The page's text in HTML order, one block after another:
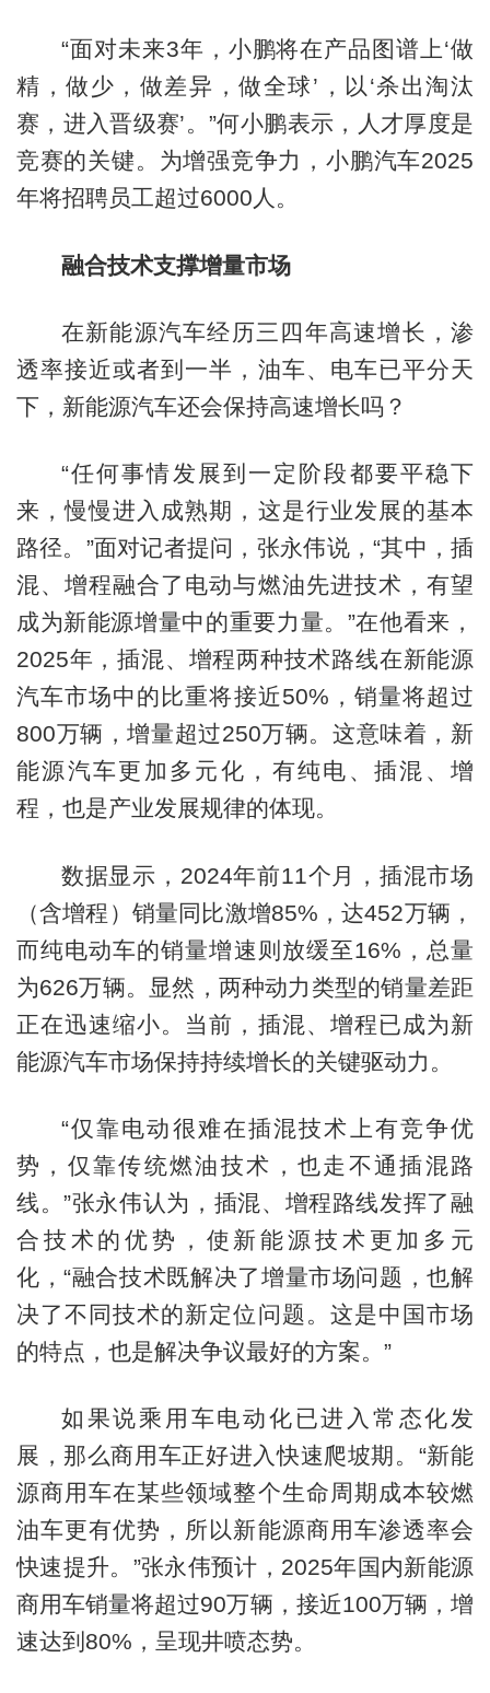
“面对未来3年，小鹏将在产品图谱上‘做
精，做少，做差异，做全球’，以‘杀出淘汰
赛，进入晋级赛’。”何小鹏表示，人才厚度是
竞赛的关键。为增强竞争力，小鹏汽车2025
年将招聘员工超过6000人。
融合技术支撑增量市场
在新能源汽车经历三四年高速增长，渗
透率接近或者到一半，油车、电车已平分天
下，新能源汽车还会保持高速增长吗？
“任何事情发展到一定阶段都要平稳下
来，慢慢进入成熟期，这是行业发展的基本
路径。”面对记者提问，张永伟说，“其中，插
混、增程融合了电动与燃油先进技术，有望
成为新能源增量中的重要力量。”在他看来，
2025年，插混、增程两种技术路线在新能源
汽车市场中的比重将接近50%，销量将超过
800万辆，增量超过250万辆。这意味着，新
能源汽车更加多元化，有纯电、插混、增
程，也是产业发展规律的体现。
数据显示，2024年前11个月，插混市场
（含增程）销量同比激增85%，达452万辆，
而纯电动车的销量增速则放缓至16%，总量
为626万辆。显然，两种动力类型的销量差距
正在迅速缩小。当前，插混、增程已成为新
能源汽车市场保持持续增长的关键驱动力。
“仅靠电动很难在插混技术上有竞争优
势，仅靠传统燃油技术，也走不通插混路
线。”张永伟认为，插混、增程路线发挥了融
合技术的优势，使新能源技术更加多元
化，“融合技术既解决了增量市场问题，也解
决了不同技术的新定位问题。这是中国市场
的特点，也是解决争议最好的方案。”
如果说乘用车电动化已进入常态化发
展，那么商用车正好进入快速爬坡期。“新能
源商用车在某些领域整个生命周期成本较燃
油车更有优势，所以新能源商用车渗透率会
快速提升。”张永伟预计，2025年国内新能源
商用车销量将超过90万辆，接近100万辆，增
速达到80%，呈现井喷态势。